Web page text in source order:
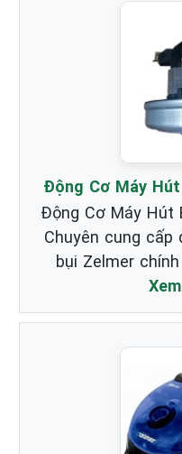
Động Cơ Máy
Động Cơ Máy Hút
Chuyên cung
bụi Zelmer